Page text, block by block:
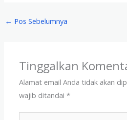
← Pos Sebelumnya
Tinggalkan
Alamat email Anda tidak akan
wajib ditandai*